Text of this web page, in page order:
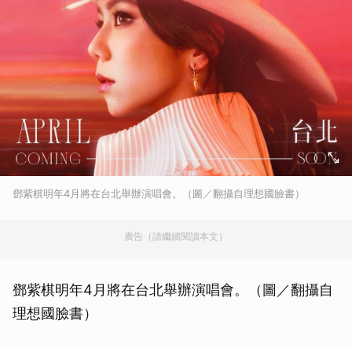
鄧紫棋明年4月將在台北舉辦演唱會。（圖／翻攝自理想國臉書）
廣告（請繼續閱讀本文）
鄧紫棋明年4月將在台北舉辦演唱會。（圖／翻攝自
理想國臉書）